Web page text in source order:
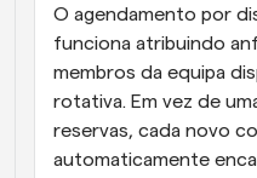
O agendamento por
funciona atribuindo
membros da equipa
rotativa. Em vez de
reservas, cada novo
automaticamente